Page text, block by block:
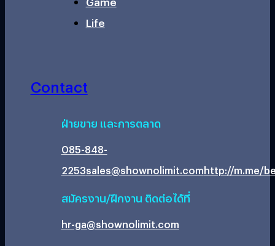
Life
Contact
ฝ่ายขาย และการตลาด
085-848-
2253sales@shownolimit.comhttp://m.me/
สมัครงาน/ฝึกงาน ติดต่อได้ที่
hr-ga@shownolimit.com